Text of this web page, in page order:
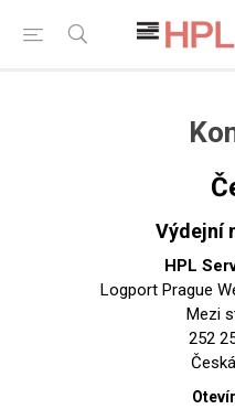
Výdejní
HPL
Logport Prague
Mezi
252